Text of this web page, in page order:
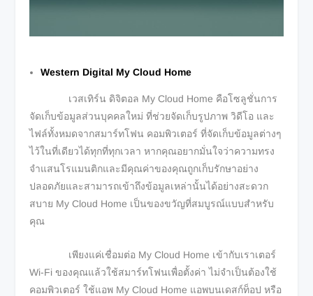
Western Digital My Cloud Home
เวสเทิร์น ดิจิตอล My Cloud Home คือโซลูชั่นการ
จัดเก็บข้อมูลส่วนบุคคลใหม่ ที่ช่วยจัดเก็บรูปภาพ วิดีโอ และ
ไฟล์ทั้งหมดจากสมาร์ทโฟน คอมพิวเตอร์ ที่จัดเก็บข้อมูลต่างๆ
ไว้ในที่เดียวได้ทุกที่ทุกเวลา หากคุณอยากมั่นใจว่าความทรง
จำแสนโรแมนติกและมีคุณค่าของคุณถูกเก็บรักษาอย่าง
ปลอดภัยและสามารถเข้าถึงข้อมูลเหล่านั้นได้อย่างสะดวก
สบาย My Cloud Home เป็นของขวัญที่สมบูรณ์แบบสำหรับ
คุณ
เพียงแค่เชื่อมต่อ My Cloud Home เข้ากับเราเตอร์
Wi-Fi ของคุณแล้วใช้สมาร์ทโฟนเพื่อตั้งค่า ไม่จำเป็นต้องใช้
คอมพิวเตอร์ ใช้แอพ My Cloud Home แอพบนเดสก์ท็อป หรือ